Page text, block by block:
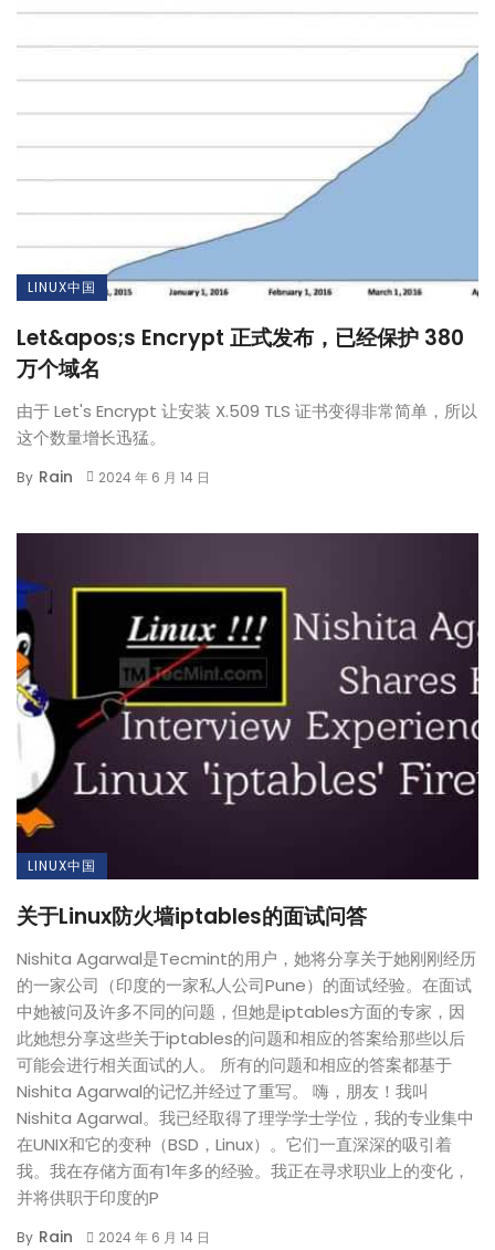
LINUX中国
Let&apos;s Encrypt 正式发布，已经保护 380
万个域名
由于 Let's Encrypt 让安装 X.509 TLS 证书变得非常简单，所以
这个数量增长迅猛。
By Rain 2024 年 6 月 14 日
LINUX中国
关于Linux防火墙iptables的面试问答
Nishita Agarwal是Tecmint的用户，她将分享关于她刚刚经历
的一家公司（印度的一家私人公司Pune）的面试经验。在面试
中她被问及许多不同的问题，但她是iptables方面的专家，因
此她想分享这些关于iptables的问题和相应的答案给那些以后
可能会进行相关面试的人。 所有的问题和相应的答案都基于
Nishita Agarwal的记忆并经过了重写。 嗨，朋友！我叫
Nishita Agarwal。我已经取得了理学学士学位，我的专业集中
在UNIX和它的变种（BSD，Linux）。它们一直深深的吸引着
我。我在存储方面有1年多的经验。我正在寻求职业上的变化，
并将供职于印度的P
By Rain 2024 年 6 月 14 日